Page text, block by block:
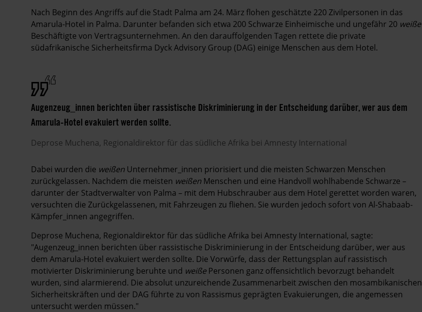
Nach Beginn des Angriffs auf die Stadt Palma am 24. März flohen geschätzte 220 Zivilpersonen in das
Amarula-Hotel in Palma. Darunter befanden sich etwa 200 Schwarze Einheimische und ungefähr 20 weiße
Beschäftigte von Vertragsunternehmen. An den darauffolgenden Tagen rettete die private
südafrikanische Sicherheitsfirma Dyck Advisory Group (DAG) einige Menschen aus dem Hotel.
Augenzeug_innen berichten über rassistische Diskriminierung in der Entscheidung darüber, wer aus dem
Amarula-Hotel evakuiert werden sollte.
Deprose Muchena Regionaldirektor für das südliche Afrika bei Amnesty International
Dabei wurden die weißen Unternehmer_innen priorisiert und die meisten Schwarzen Menschen
zurückgelassen. Nachdem die meisten weißen Menschen und eine Handvoll wohlhabende Schwarze –
darunter der Stadtverwalter von Palma – mit dem Hubschrauber aus dem Hotel gerettet worden waren,
versuchten die Zurückgelassenen, mit Fahrzeugen zu fliehen. Sie wurden jedoch sofort von Al-Shabaab-
Kämpfer_innen angegriffen.
Deprose Muchena, Regionaldirektor für das südliche Afrika bei Amnesty International, sagte:
"Augenzeug_innen berichten über rassistische Diskriminierung in der Entscheidung darüber, wer aus
dem Amarula-Hotel evakuiert werden sollte. Die Vorwürfe, dass der Rettungsplan auf rassistisch
motivierter Diskriminierung beruhte und weißePersonen ganz offensichtlich bevorzugt behandelt
wurden, sind alarmierend. Die absolut unzureichende Zusammenarbeit zwischen den mosambikanischen
Sicherheitskräften und der DAG führte zu von Rassismus geprägten Evakuierungen, die angemessen
untersucht werden müssen."